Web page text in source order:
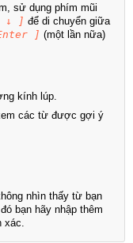
sử dụng phím mũi
↓ ] để di chuyển giữa
] (một lần nữa)
kính lúp.
các từ được gợi ý
nhìn thấy từ bạn
bạn hãy nhập thêm
xác.